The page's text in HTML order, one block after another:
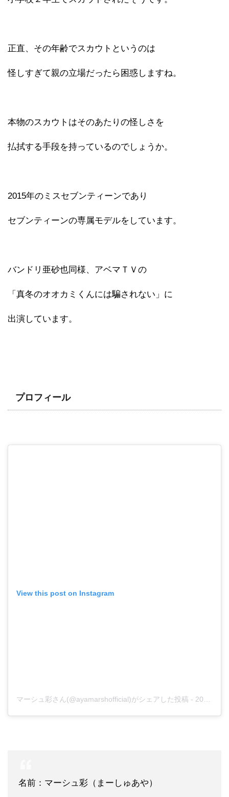
正直、その年齢でスカウトというのは
怪しすぎて親の立場だったら困惑しますね。
本物のスカウトはそのあたりの怪しさを
払拭する手段を持っているのでしょうか。
2015年のミスセブンティーンであり
セブンティーンの専属モデルをしています。
バンドリ亜砂也同様、アベマＴＶの
「真冬のオオカミくんには騙されない」に
出演しています。
プロフィール
View this post on Instagram
マーシュ彩さん(@ayamarshofficial)がシェアした投稿 - 2019年 2月月19日午前4時12分PST
名前：マーシュ彩（まーしゅあや）